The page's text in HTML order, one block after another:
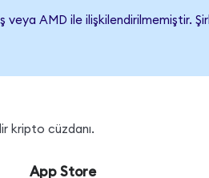
AMD ile ilişkilendirilmemiştir.
kripto cüzdanı.
App Store